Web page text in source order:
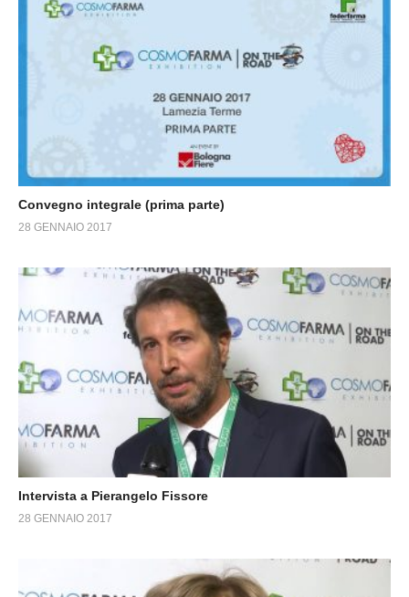
Convegno integrale (prima parte)
28 GENNAIO 2017
Intervista a Pierangelo Fissore
28 GENNAIO 2017